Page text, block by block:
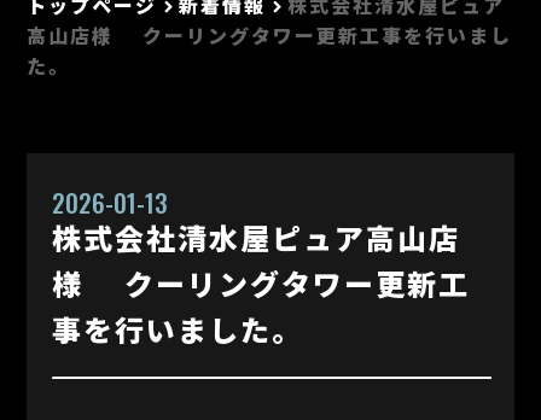
keyboard_arrow_right keyboard_arrow_right
高山店様 クーリングタワー更新工事を行いまし
た。
2026-01-13
株式会社清水屋ピュア高山店
様 クーリングタワー更新工
事を行いました。